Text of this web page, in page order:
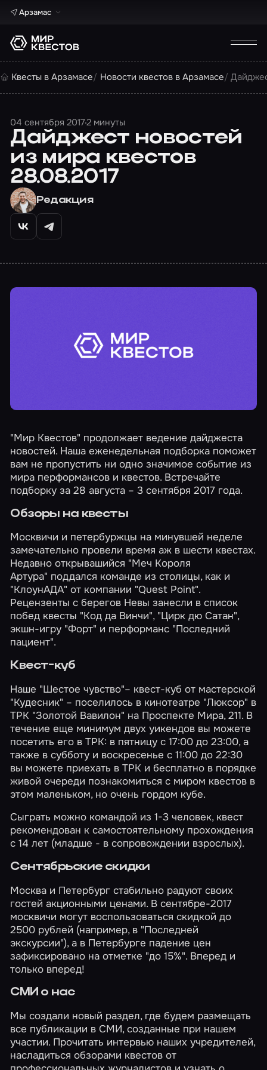
Арзамас
Квесты в Арзамасе Новости квестов в Арзамасе
04 сентября 20172 минуты
Дайджест новостей
из мира квестов
28.08.2017
Редакция
"Мир Квестов" продолжает ведение дайджеста
новостей. Наша еженедельная подборка поможет
вам не пропустить ни одно значимое событие из
мира перформансов и квестов. Встречайте
подборку за 28 августа – 3 сентября 2017 года.
Обзоры на квесты
Москвичи и петербуржцы на минувшей неделе
замечательно провели время аж в шести квестах.
Недавно открывашийся "Меч Короля
Артура" поддался команде из столицы, как и
"КлоунАДА" от компании "Quest Point".
Рецензенты с берегов Невы занесли в список
побед квесты "Код да Винчи", "Цирк дю Сатан",
экшн-игру "Форт" и перформанс "Последний
пациент".
Квест-куб
Наше "Шестое чувство"– квест-куб от мастерской
"Кудесник" – поселилось в кинотеатре "Люксор" в
ТРК "Золотой Вавилон" на Проспекте Мира, 211. В
течение еще минимум двух уикендов вы можете
посетить его в ТРК: в пятницу с 17:00 до 23:00, а
также в субботу и воскресенье с 11:00 до 22:30
вы можете приехать в ТРК и бесплатно в порядке
живой очереди познакомиться с миром квестов в
этом маленьком, но очень гордом кубе.
Сыграть можно командой из 1-3 человек, квест
рекомендован к самостоятельному прохождения
с 14 лет (младше - в сопровождении взрослых).
Сентябрьские скидки
Москва и Петербург стабильно радуют своих
гостей акционными ценами. В сентябре-2017
москвичи могут воспользоваться скидкой до
2500 рублей (например, в "Последней
экскурсии"), а в Петербурге падение цен
зафиксировано на отметке "до 15%". Вперед и
только вперед!
СМИ о нас
Мы создали новый раздел, где будем размещать
все публикации в СМИ, созданные при нашем
участии. Прочитать интервью наших учредителей,
насладиться обзорами квестов от